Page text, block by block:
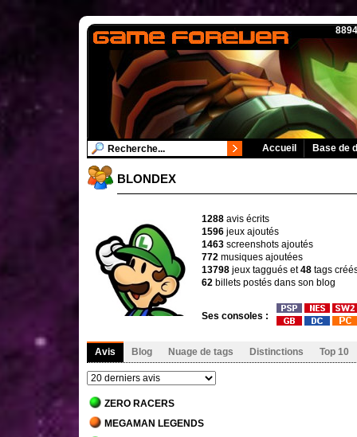
Accueil Base de
BLONDEX
1288 avis écrits
1596 jeux ajoutés
1463 screenshots ajoutés
772 musiques ajoutées
13798 jeux taggués et48 tags
62 billets postés dans son blog
Ses consoles :
Avis Blog Nuage de tags Distinctions Top 10
ZERO RACERS
MEGAMAN LEGENDS